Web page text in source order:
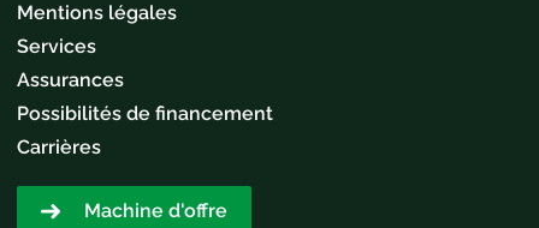
Mentions légales
Services
Assurances
Possibilités de financement
Carrières
Machine d'offre